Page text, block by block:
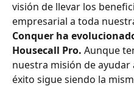
visión de llevar los
empresarial a toda
Conquer ha
Housecall Pro. Aunque
nuestra misión de ayudar
éxito sigue siendo la